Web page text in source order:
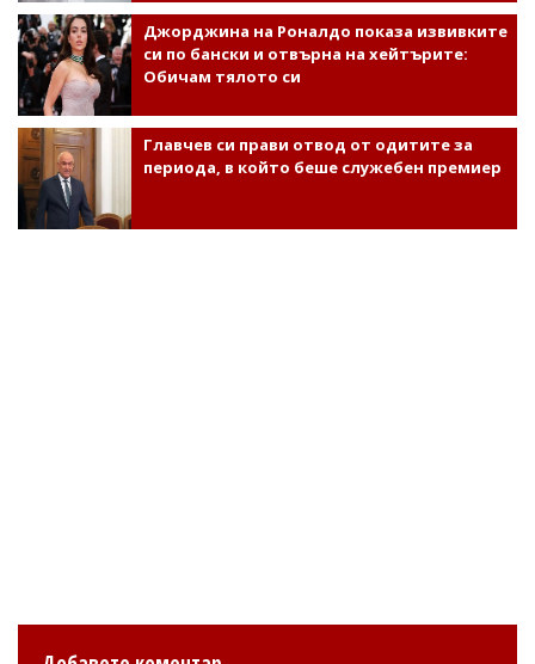
Джорджина на Роналдо показа извивките
си по бански и отвърна на хейтърите:
Обичам тялото си
Главчев си прави отвод от одитите за
периода, в който беше служебен премиер